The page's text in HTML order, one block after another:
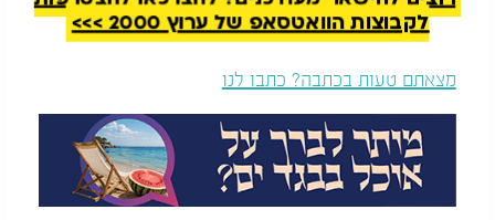
לקבוצות הוואטסאפ של ערוץ 2000 >>>
מצאתם טעות בכתבה? כתבו לנו